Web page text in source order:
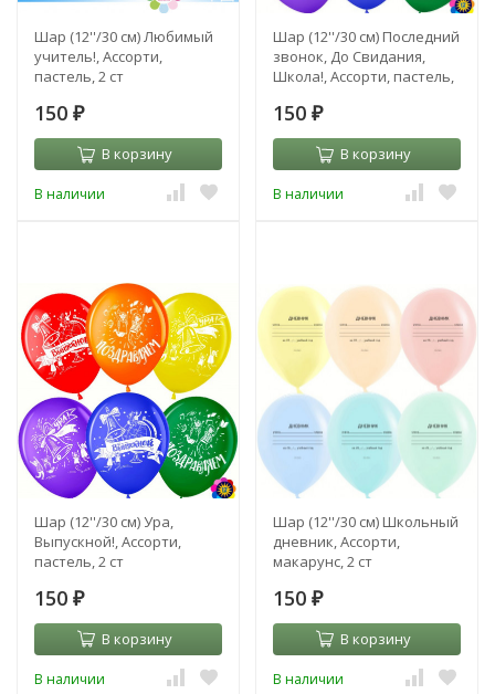
Шар (12''/30 см) Любимый
учитель!, Ассорти,
пастель, 2 ст
150 ₽
В корзину
В наличии
Шар (12''/30 см) Последний
звонок, До Свидания,
Школа!, Ассорти, пастель,
150 ₽
В корзину
В наличии
Шар (12''/30 см) Ура,
Выпускной!, Ассорти,
пастель, 2 ст
150 ₽
В корзину
В наличии
Шар (12''/30 см) Школьный
дневник, Ассорти,
макарунс, 2 ст
150 ₽
В корзину
В наличии